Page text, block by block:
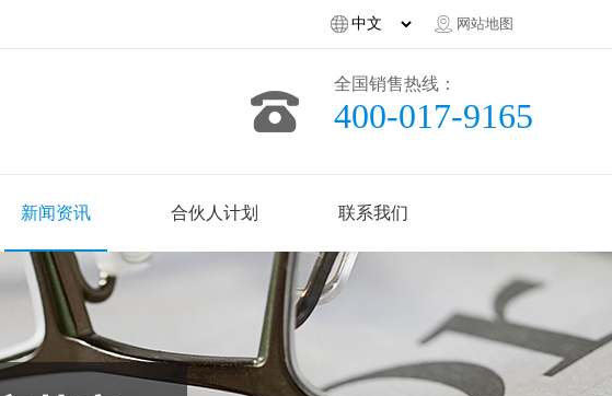
网站地图
全国销售热线：
400-017-9165
新闻资讯 合伙人计划 联系我们